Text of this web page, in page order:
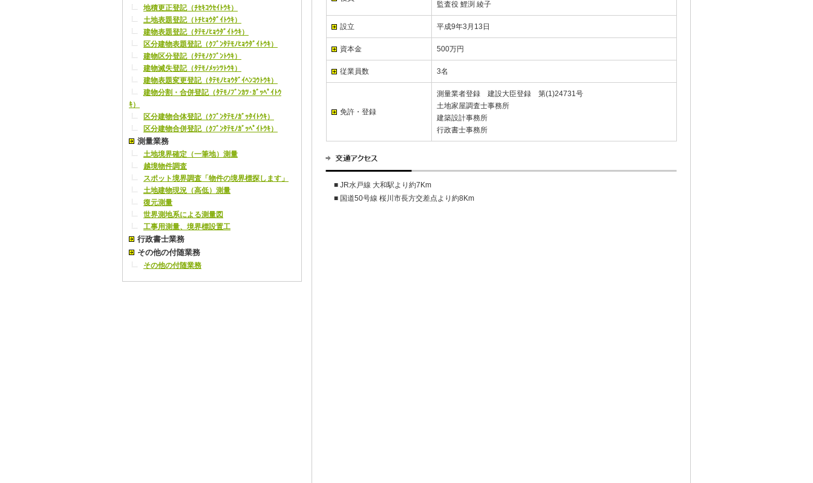
地積更正登記（ﾁｾｷｺｳｾｲﾄｳｷ）
土地表題登記（ﾄﾁﾋｮｳﾀﾞｲﾄｳｷ）
建物表題登記（ﾀﾃﾓﾉﾋｮｳﾀﾞｲﾄｳｷ）
区分建物表題登記（ｸﾌﾞﾝﾀﾃﾓﾉﾋｮｳﾀﾞｲﾄｳｷ）
建物区分登記（ﾀﾃﾓﾉｸﾌﾞﾝﾄｳｷ）
建物滅失登記（ﾀﾃﾓﾉﾒｯｼﾂﾄｳｷ）
建物表題変更登記（ﾀﾃﾓﾉﾋｮｳﾀﾞｲﾍﾝｺｳﾄｳｷ）
建物分割・合併登記（ﾀﾃﾓﾉﾌﾞﾝｶﾂ･ｶﾞｯﾍﾟｲﾄｳ
ｷ）
区分建物合体登記（ｸﾌﾞﾝﾀﾃﾓﾉｶﾞｯﾀｲﾄｳｷ）
区分建物合併登記（ｸﾌﾞﾝﾀﾃﾓﾉｶﾞｯﾍﾟｲﾄｳｷ）
測量業務
土地境界確定（一筆地）測量
越境物件調査
スポット境界調査「物件の境界標探します」
土地建物現況（高低）測量
復元測量
世界測地系による測量図
工事用測量、境界標設置工
行政書士業務
その他の付随業務
その他の付随業務
監査役 鯉渕 綾子
設立 平成9年3月13日
資本金 500万円
従業員数 3名
免許・登録
測量業者登録 建設大臣登録 第(1)24731号
土地家屋調査士事務所
建築設計事務所
行政書士事務所
■ JR水戸線 大和駅より約7Km
■ 国道50号線 桜川市長方交差点より約8Km